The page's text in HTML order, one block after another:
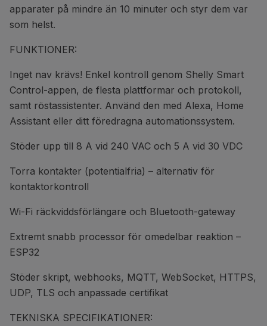
apparater på mindre än 10 minuter och styr dem var
som helst.
FUNKTIONER:
Inget nav krävs! Enkel kontroll genom Shelly Smart
Control-appen, de flesta plattformar och protokoll,
samt röstassistenter. Använd den med Alexa, Home
Assistant eller ditt föredragna automationssystem.
Stöder upp till 8 A vid 240 VAC och 5 A vid 30 VDC
Torra kontakter (potentialfria) – alternativ för
kontaktorkontroll
Wi-Fi räckviddsförlängare och Bluetooth-gateway
Extremt snabb processor för omedelbar reaktion –
ESP32
Stöder skript, webhooks, MQTT, WebSocket, HTTPS,
UDP, TLS och anpassade certifikat
TEKNISKA SPECIFIKATIONER: